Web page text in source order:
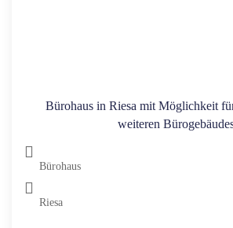
Bürohaus in Riesa mit Möglichkeit
weiteren
Bürohaus
Riesa